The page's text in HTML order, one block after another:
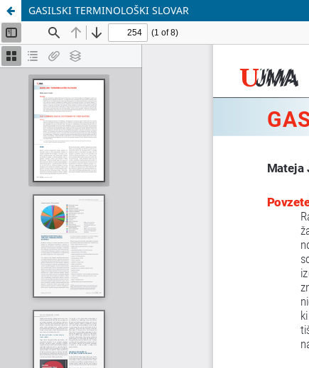
GASILSKI TERMINOLOŠKI SLOVAR